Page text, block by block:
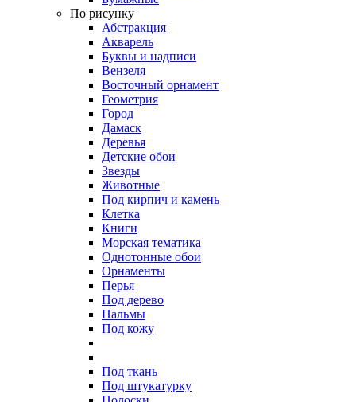
По рисунку
Абстракция
Акварель
Буквы и надписи
Вензеля
Восточный орнамент
Геометрия
Город
Дамаск
Деревья
Детские обои
Звезды
Животные
Под кирпич и камень
Клетка
Книги
Морская тематика
Однотонные обои
Орнаменты
Перья
Под дерево
Пальмы
Под кожу
Под ткань
Под штукатурку